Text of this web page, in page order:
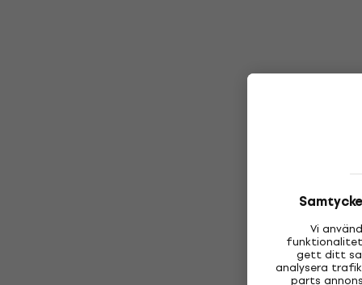
Vi
gett ditt
analysera
parts